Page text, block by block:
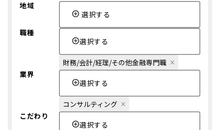
地域
選択する
職種
選択する
財務/会計/経理/その他金融専門職
業界
選択する
コンサルティング
こだわり
選択する